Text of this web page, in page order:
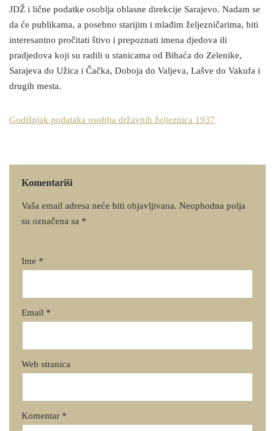
JDŽ i lične podatke osoblja oblasne direkcije Sarajevo. Nadam se
da će publikama, a posebno starijim i mlađim željezničarima, biti
interesantno pročitati štivo i prepoznati imena djedova ili
pradjedova koji su radili u stanicama od Bihaća do Zelenike,
Sarajeva do Užica i Čačka, Doboja do Valjeva, Lašve do Vakufa i
drugih mesta.
Godišnjak podataka osoblja državnih željeznica 1937
Komentariši
Vaša email adresa neće biti objavljivana. Neophodna polja
su označena sa *
Ime *
Email *
Web stranica
Komentar *